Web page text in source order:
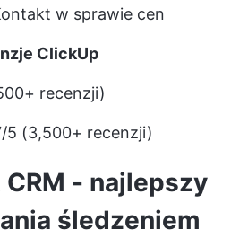
w sprawie cen
ClickUp
recenzji)
5 (3,500+ recenzji)
CRM - najlepszy
śledzeniem